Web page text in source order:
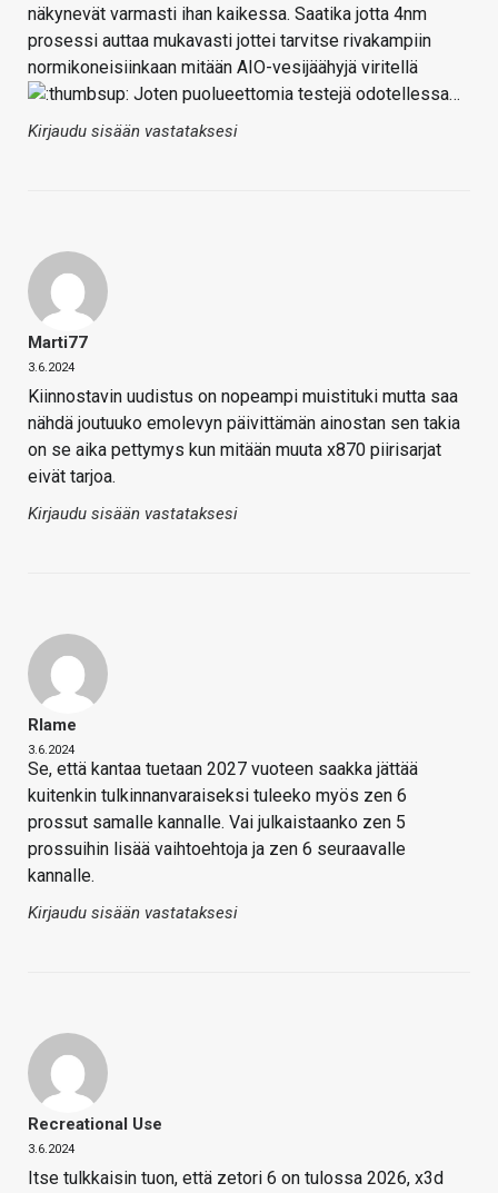
näkynevät varmasti ihan kaikessa. Saatika jotta 4nm
prosessi auttaa mukavasti jottei tarvitse rivakampiin
normikoneisiinkaan mitään AIO-vesijäähyjä viritellä
Joten puolueettomia testejä odotellessa…
Kirjaudu sisään vastataksesi
Marti77
3.6.2024
Kiinnostavin uudistus on nopeampi muistituki mutta saa
nähdä joutuuko emolevyn päivittämän ainostan sen takia
on se aika pettymys kun mitään muuta x870 piirisarjat
eivät tarjoa.
Kirjaudu sisään vastataksesi
Rlame
3.6.2024
Se, että kantaa tuetaan 2027 vuoteen saakka jättää
kuitenkin tulkinnanvaraiseksi tuleeko myös zen 6
prossut samalle kannalle. Vai julkaistaanko zen 5
prossuihin lisää vaihtoehtoja ja zen 6 seuraavalle
kannalle.
Kirjaudu sisään vastataksesi
Recreational Use
3.6.2024
Itse tulkkaisin tuon, että zetori 6 on tulossa 2026, x3d